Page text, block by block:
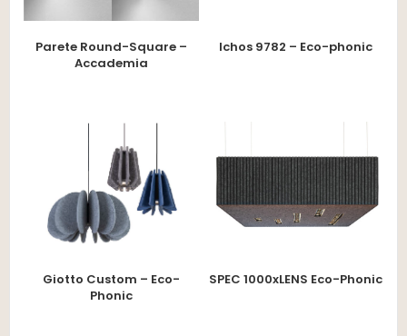
Parete Round-Square –
Accademia
Ichos 9782 – Eco-phonic
Giotto Custom – Eco-
Phonic
SPEC 1000xLENS Eco-Phonic